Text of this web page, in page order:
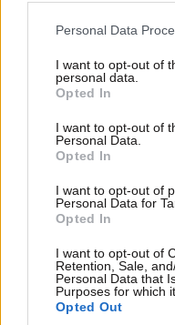
Please note that this
not limited to your visit
grant or deny consent to
use your data for below
consent section.
Personal Data
I want to opt-out of
personal data.
Opted In
I want to opt-out of
Personal Data.
Opted In
I want to opt-out of
Personal Data for
Opted In
I want to opt-out of
Retention, Sale,
Personal Data that
Purposes for which
Opted Out
Xαρακτήρες: 0/1000
Διαβάστε και